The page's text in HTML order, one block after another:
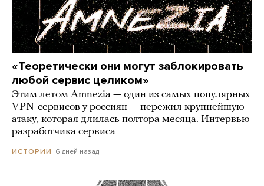
«Теоретически они могут заблокировать
любой сервис целиком»
Этим летом Amnezia — один из самых популярных
VPN-сервисов у россиян — пережил крупнейшую
атаку, которая длилась полтора месяца. Интервью
разработчика сервиса
ИСТОРИИ 6 дней назад